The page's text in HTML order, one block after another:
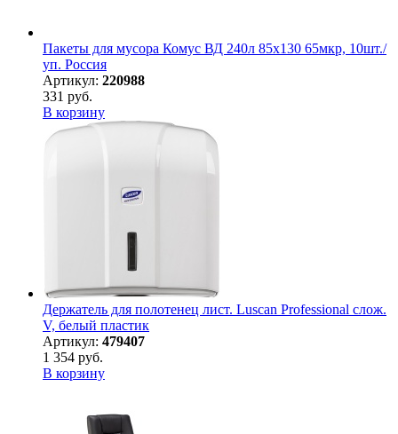
Пакеты для мусора Комус ВД 240л 85х130 65мкр, 10шт./
уп. Россия
Артикул: 220988
331 руб.
В корзину
Держатель для полотенец лист. Luscan Professional слож.
V, белый пластик
Артикул: 479407
1 354 руб.
В корзину